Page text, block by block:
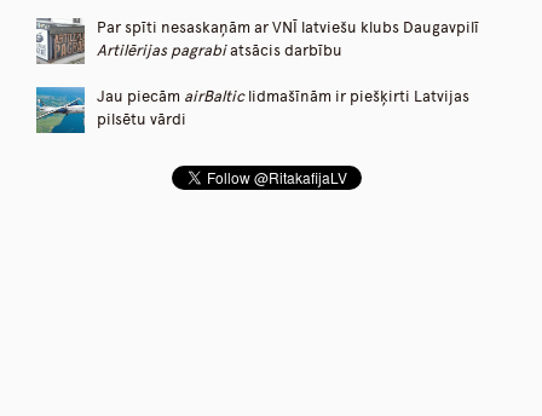
Par spīti nesaskaņām ar VNĪ latviešu klubs Daugavpilī
Artilērijas pagrabiatsācis darbību
Jau piecām airBalticlidmašīnām ir piešķirti Latvijas
pilsētu vārdi